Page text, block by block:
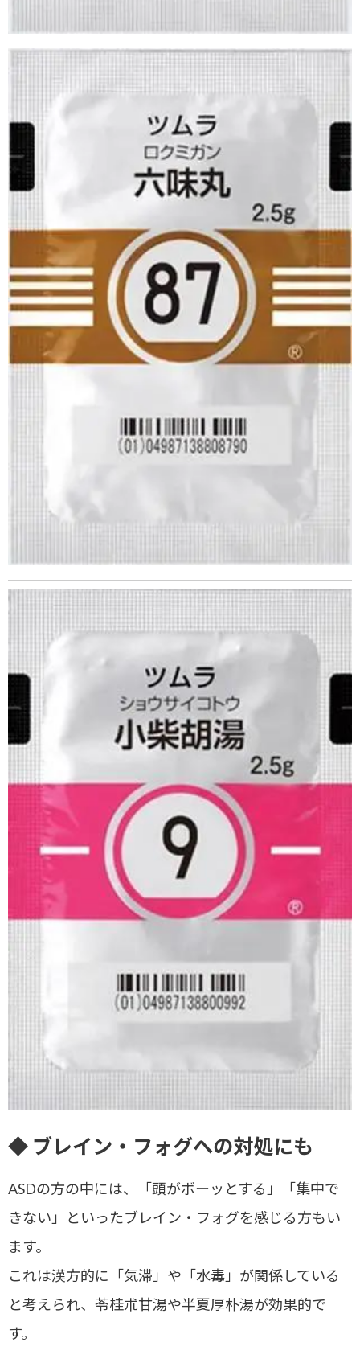
◆ ブレイン・フォグへの対処にも
ASDの方の中には、「頭がボーッとする」「集中で
きない」といったブレイン・フォグを感じる方もい
ます。
これは漢方的に「気滞」や「水毒」が関係している
と考えられ、 苓桂朮甘湯や半夏厚朴湯が効果的で
す。